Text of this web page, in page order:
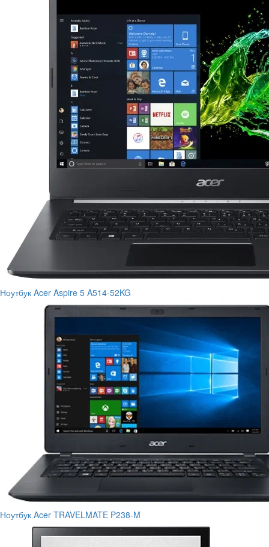
Ноутбук Acer Aspire 5 A514-52KG
Ноутбук Acer TRAVELMATE P238-M